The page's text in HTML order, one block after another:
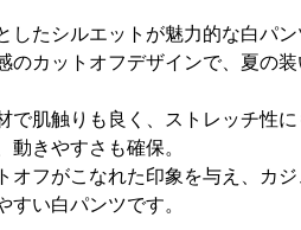
したシルエットが魅力的な白パン
のカットオフデザインで、夏の
で肌触りも良く、ストレッチ性
動きやすさも確保。
オフがこなれた印象を与え、カ
すい白パンツです。